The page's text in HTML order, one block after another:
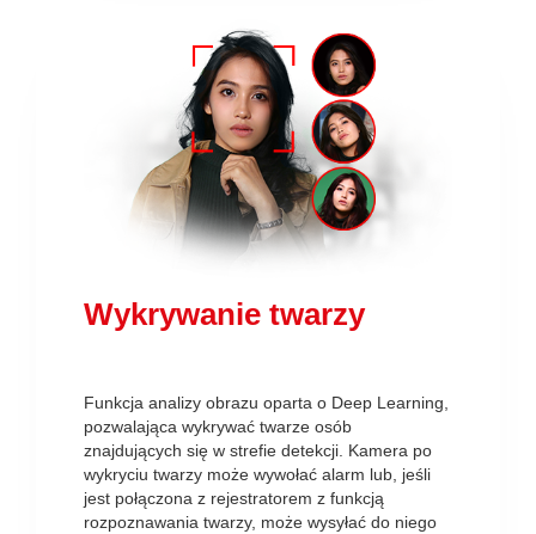
Wykrywanie twarzy
Funkcja analizy obrazu oparta o Deep Learning,
pozwalająca wykrywać twarze osób
znajdujących się w strefie detekcji. Kamera po
wykryciu twarzy może wywołać alarm lub, jeśli
jest połączona z rejestratorem z funkcją
rozpoznawania twarzy, może wysyłać do niego